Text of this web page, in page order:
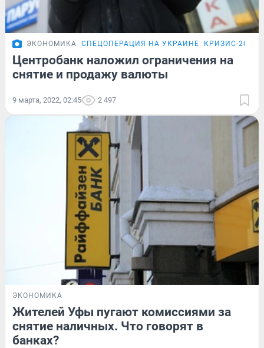
ЭКОНОМИКА СПЕЦОПЕРАЦИЯ НА УКРАИНЕ КРИЗИС-2026
Центробанк наложил ограничения на
снятие и продажу валюты
9 марта, 2022, 02:45 2 497
ЭКОНОМИКА
Жителей Уфы пугают комиссиями за
снятие наличных. Что говорят в
банках?